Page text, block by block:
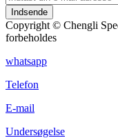
Indsende
Copyright © Chengli
forbeholdes
whatsapp
Telefon
E-mail
Undersøgelse